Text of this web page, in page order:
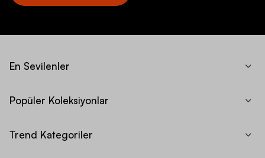
En Sevilenler
Popüler Koleksiyonlar
Trend Kategoriler